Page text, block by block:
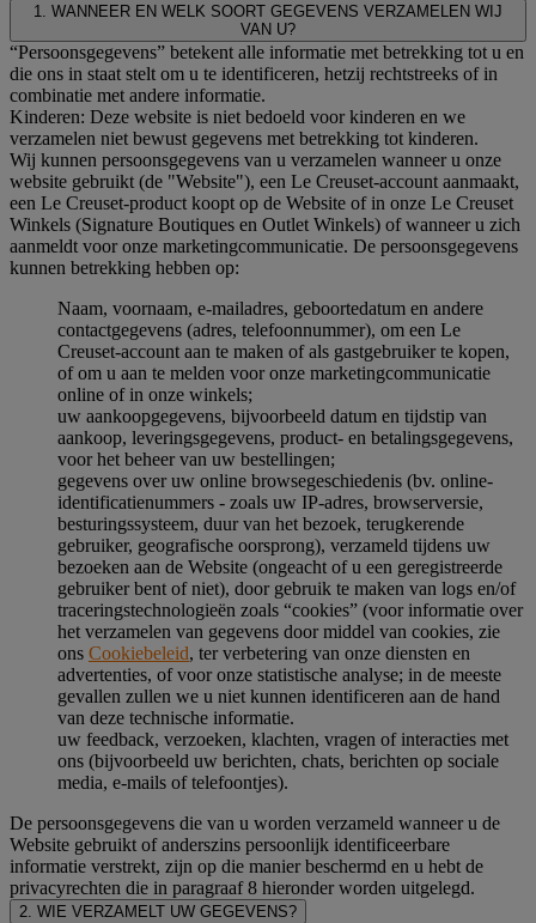
1. WANNEER EN WELK SOORT GEGEVENS VERZAMELEN WIJ
VAN U?
“Persoonsgegevens” betekent alle informatie met betrekking tot u en
die ons in staat stelt om u te identificeren, hetzij rechtstreeks of in
combinatie met andere informatie.
Kinderen: Deze website is niet bedoeld voor kinderen en we
verzamelen niet bewust gegevens met betrekking tot kinderen.
Wij kunnen persoonsgegevens van u verzamelen wanneer u onze
website gebruikt (de "Website"), een Le Creuset-account aanmaakt,
een Le Creuset-product koopt op de Website of in onze Le Creuset
Winkels (Signature Boutiques en Outlet Winkels) of wanneer u zich
aanmeldt voor onze marketingcommunicatie. De persoonsgegevens
kunnen betrekking hebben op:
Naam, voornaam, e-mailadres, geboortedatum en andere
contactgegevens (adres, telefoonnummer), om een Le
Creuset-account aan te maken of als gastgebruiker te kopen,
of om u aan te melden voor onze marketingcommunicatie
online of in onze winkels;
uw aankoopgegevens, bijvoorbeeld datum en tijdstip van
aankoop, leveringsgegevens, product- en betalingsgegevens,
voor het beheer van uw bestellingen;
gegevens over uw online browsegeschiedenis (bv. online-
identificatienummers - zoals uw IP-adres, browserversie,
besturingssysteem, duur van het bezoek, terugkerende
gebruiker, geografische oorsprong), verzameld tijdens uw
bezoeken aan de Website (ongeacht of u een geregistreerde
gebruiker bent of niet), door gebruik te maken van logs en/of
traceringstechnologieën zoals “cookies” (voor informatie over
het verzamelen van gegevens door middel van cookies, zie
ons Cookiebeleid, ter verbetering van onze diensten en
advertenties, of voor onze statistische analyse; in de meeste
gevallen zullen we u niet kunnen identificeren aan de hand
van deze technische informatie.
uw feedback, verzoeken, klachten, vragen of interacties met
ons (bijvoorbeeld uw berichten, chats, berichten op sociale
media, e-mails of telefoontjes).
De persoonsgegevens die van u worden verzameld wanneer u de
Website gebruikt of anderszins persoonlijk identificeerbare
informatie verstrekt, zijn op die manier beschermd en u hebt de
privacyrechten die in paragraaf 8 hieronder worden uitgelegd.
2. WIE VERZAMELT UW GEGEVENS?